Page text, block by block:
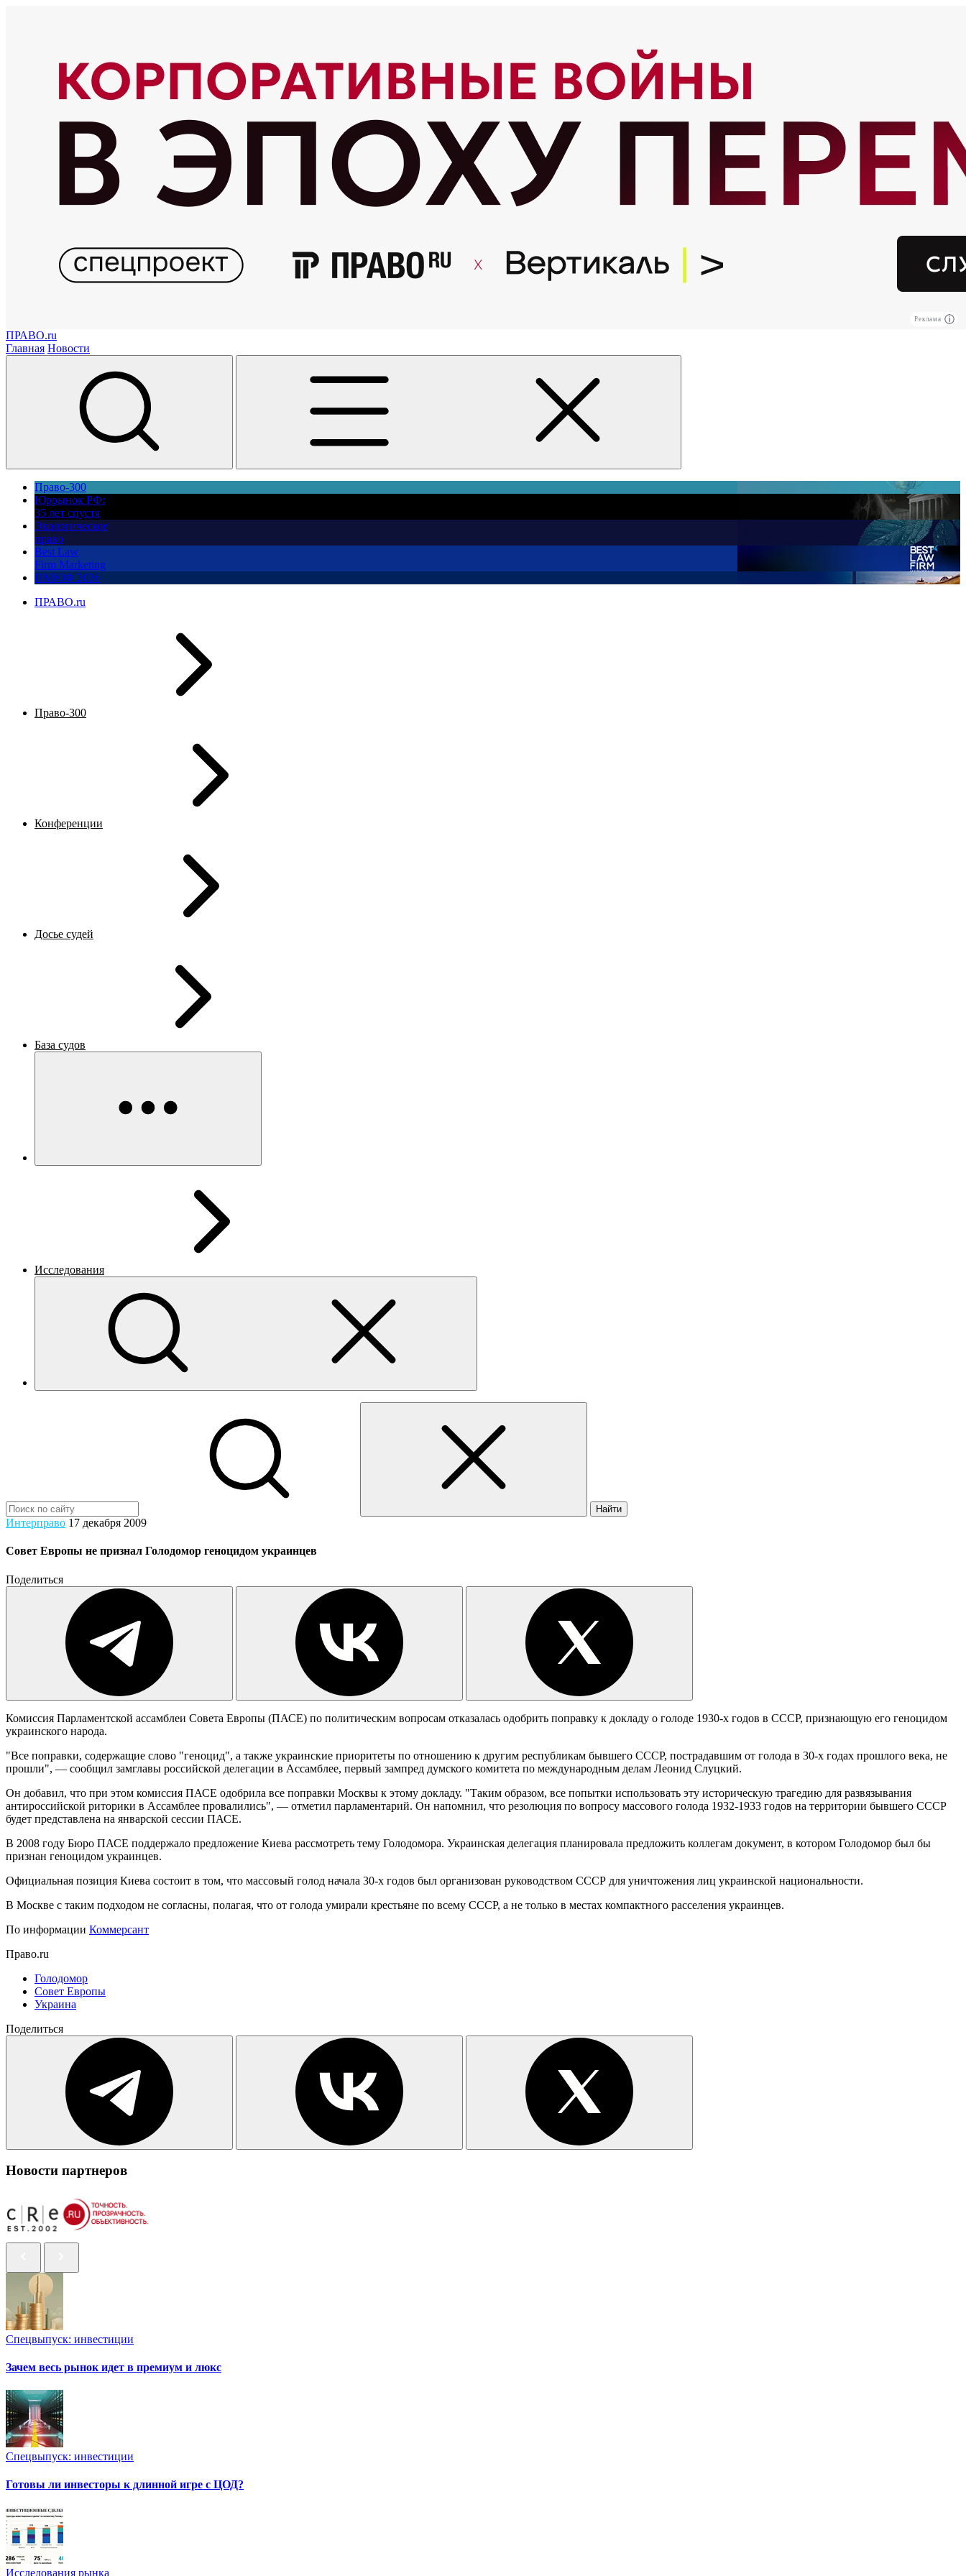
Реклама
ПРАВО.ru
Главная Новости
Право-300
Юррынок РФ:
35 лет спустя
Экологическое
право
Best Law
Firm Marketing
ПМЮФ 2026
ПРАВО.ru
Право-300
Конференции
Досье судей
База судов
Исследования
Найти
Интерправо 17 декабря 2009
Совет Европы не признал Голодомор геноцидом украинцев
Поделиться
Комиссия Парламентской ассамблеи Совета Европы (ПАСЕ) по политическим вопросам отказалась одобрить поправку к докладу о голоде 1930-х годов в СССР, признающую его геноцидом
украинского народа.
"Все поправки, содержащие слово "геноцид", а также украинские приоритеты по отношению к другим республикам бывшего СССР, пострадавшим от голода в 30-х годах прошлого века, не
прошли", — сообщил замглавы российской делегации в Ассамблее, первый зампред думского комитета по международным делам Леонид Слуцкий.
Он добавил, что при этом комиссия ПАСЕ одобрила все поправки Москвы к этому докладу. "Таким образом, все попытки использовать эту историческую трагедию для развязывания
антироссийской риторики в Ассамблее провалились", — отметил парламентарий. Он напомнил, что резолюция по вопросу массового голода 1932-1933 годов на территории бывшего СССР
будет представлена на январской сессии ПАСЕ.
В 2008 году Бюро ПАСЕ поддержало предложение Киева рассмотреть тему Голодомора. Украинская делегация планировала предложить коллегам документ, в котором Голодомор был бы
признан геноцидом украинцев.
Официальная позиция Киева состоит в том, что массовый голод начала 30-х годов был организован руководством СССР для уничтожения лиц украинской национальности.
В Москве с таким подходом не согласны, полагая, что от голода умирали крестьяне по всему СССР, а не только в местах компактного расселения украинцев.
По информации Коммерсант
Право.ru
Голодомор
Совет Европы
Украина
Поделиться
Новости партнеров
Спецвыпуск: инвестиции
Зачем весь рынок идет в премиум и люкс
Спецвыпуск: инвестиции
Готовы ли инвесторы к длинной игре с ЦОД?
Исследования рынка